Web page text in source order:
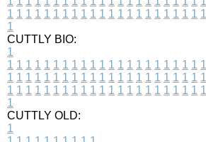
1 1 1 1 1 1 1 1 1 1 1 1 1 1 1 1 1 1 1 1 1 1
1
CUTTLY BIO:
1
1 1 1 1 1 1 1 1 1 1 1 1 1 1 1 1 1 1 1 1 1 1
1 1 1 1 1 1 1 1 1 1 1 1 1 1 1 1 1 1 1 1 1 1
1 1 1 1 1 1 1 1 1 1 1 1 1 1 1 1 1 1 1 1 1 1
1
CUTTLY OLD:
1